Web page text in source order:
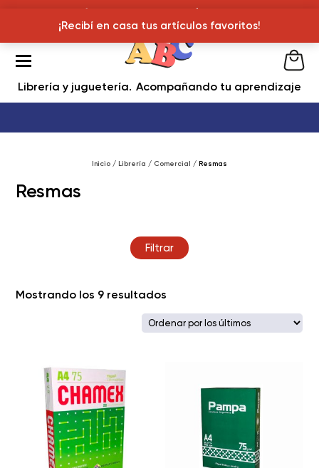
¡Recibí en casa tus articulos favoritos!
Librería y juguetería Acompañando tu aprendizaje
Inicio / Librería / Comercial / Resmas
Resmas
Filtrar
Mostrando los 9 resultados
los
últimos
¡Recibí en casa tus artículos favoritos!